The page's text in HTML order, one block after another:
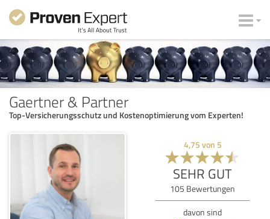
Gaertner & Partner
Top-Versicherungsschutz und Kostenoptimierung vom Experten!
4,75 von 5
SEHR GUT
105 Bewertungen
davon sind